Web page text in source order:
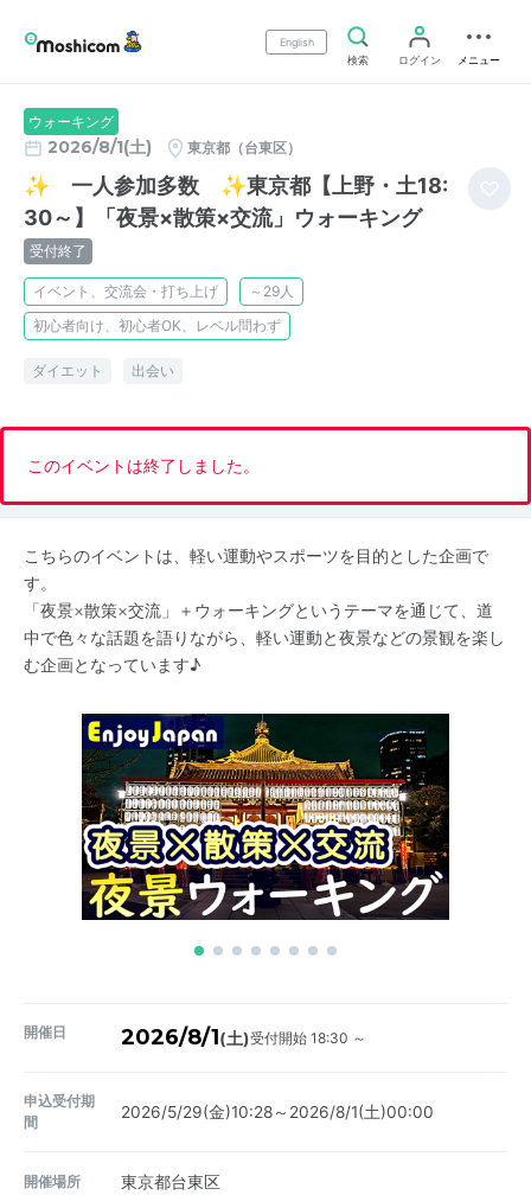
English
検索
ログイン メニュー
ウォーキング
2026/8/1(土) 東京都（台東区）
✨ 一人参加多数 ✨東京都【上野・土18:
30～】「夜景×散策×交流」ウォーキング
受付終了
イベント、交流会・打ち上げ
～29人
初心者向け、初心者OK、レベル問わず
ダイエット 出会い
このイベントは終了しました。
こちらのイベントは、軽い運動やスポーツを目的とした企画で
す。
「夜景×散策×交流」＋ウォーキングというテーマを通じて、道
中で色々な話題を語りながら、軽い運動と夜景などの景観を楽し
む企画となっています♪
開催日 2026/8/1(土)受付開始 18:30 ～
申込受付期
間
2026/5/29(金)10:28～2026/8/1(土)00:00
開催場所 東京都台東区